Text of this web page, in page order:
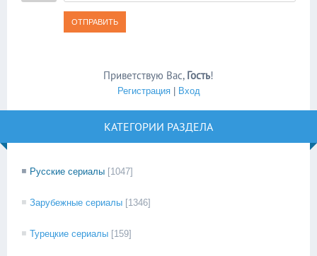
ОТПРАВИТЬ
Приветствую Вас, Гость!
Регистрация| Вход
КАТЕГОРИИ РАЗДЕЛА
Русские сериалы [1047]
Зарубежные сериалы [1346]
Турецкие сериалы [159]